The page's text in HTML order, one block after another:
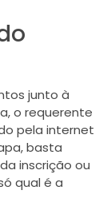
junto à
o requerente
pela internet
basta
inscrição ou
qual é a